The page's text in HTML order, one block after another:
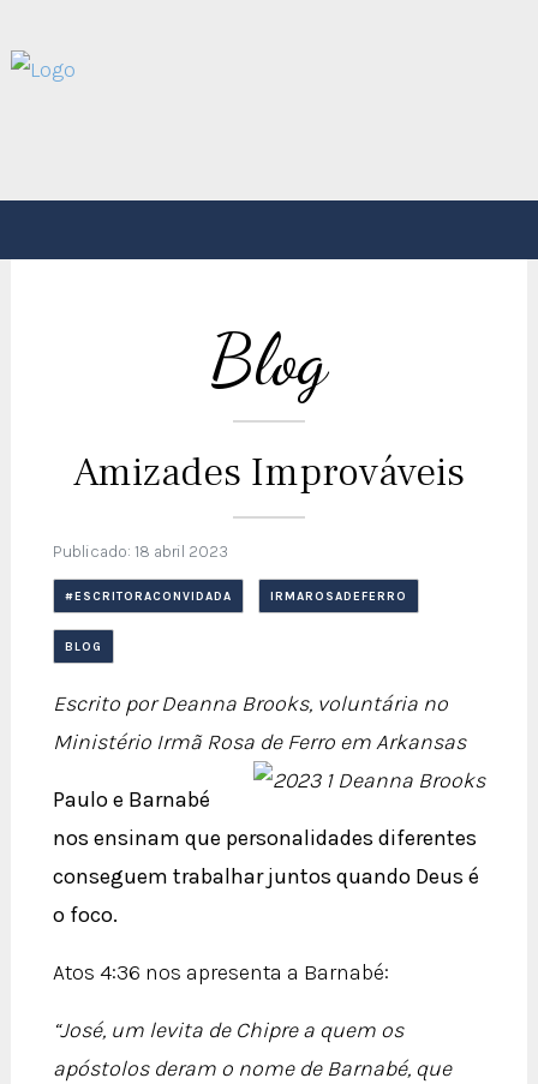
Blog
Amizades Improváveis
Publicado: 18 abril 2023
#ESCRITORACONVIDADA IRMAROSADEFERRO
BLOG
Escrito por Deanna Brooks, voluntária no
Ministério Irmã Rosa de Ferro em Arkansas
Paulo e Barnabé
nos ensinam que personalidades diferentes
conseguem trabalhar juntos quando Deus é
o foco.
Atos 4:36 nos apresenta a Barnabé:
“José, um levita de Chipre a quem os
apóstolos deram o nome de Barnabé, que